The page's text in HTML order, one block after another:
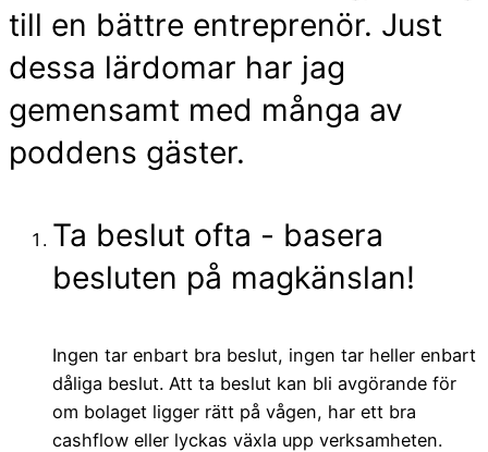
till en bättre entreprenör. Just
dessa lärdomar har jag
gemensamt med många av
poddens gäster.
Ta beslut ofta - basera
besluten på magkänslan!
Ingen tar enbart bra beslut, ingen tar heller enbart
dåliga beslut. Att ta beslut kan bli avgörande för
om bolaget ligger rätt på vågen, har ett bra
cashflow eller lyckas växla upp verksamheten.